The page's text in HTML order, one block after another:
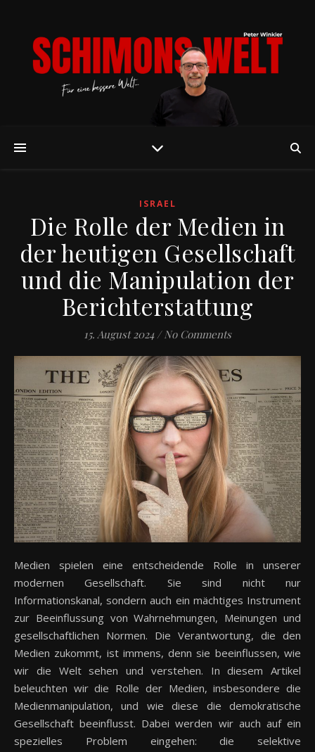
ISRAEL
Die Rolle der Medien in
der heutigen Gesellschaft
und die Manipulation der
Berichterstattung
15. August 2024 / No Comments
Medien spielen eine entscheidende Rolle in unserer
modernen Gesellschaft. Sie sind nicht nur
Informationskanal, sondern auch ein mächtiges Instrument
zur Beeinflussung von Wahrnehmungen, Meinungen und
gesellschaftlichen Normen. Die Verantwortung, die den
Medien zukommt, ist immens, denn sie beeinflussen, wie
wir die Welt sehen und verstehen. In diesem Artikel
beleuchten wir die Rolle der Medien, insbesondere die
Medienmanipulation, und wie diese die demokratische
Gesellschaft beeinflusst. Dabei werden wir auch auf ein
spezielles Problem eingehen: die selektive